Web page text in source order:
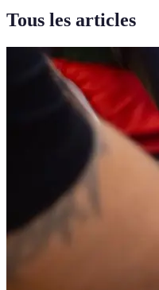
Tous les articles